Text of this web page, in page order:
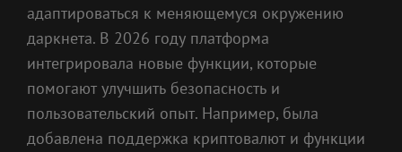
адаптироваться к меняющемуся окружению
даркнета. В 2026 году платформа
интегрировала новые функции, которые
помогают улучшить безопасность и
пользовательский опыт. Например, была
добавлена поддержка криптовалют и функции